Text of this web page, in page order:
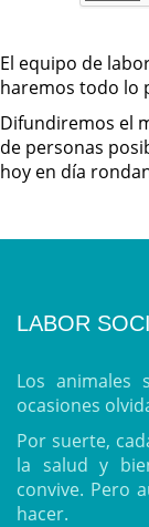
El equipo de
haremos todo lo
Difundiremos el
de personas
hoy en día
LABOR
Los
ocasiones
Por suerte,
la salud y
convive. Pero
hacer.